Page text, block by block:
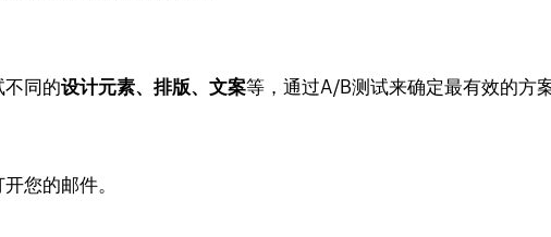
不同的设计元素、排版、文案等，通过A/B测试来确定最有效的方案
您的邮件。